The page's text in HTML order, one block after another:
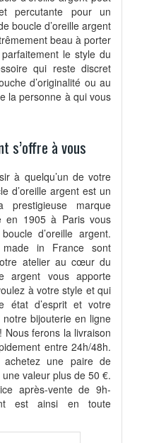
percutante pour un
boucle d’oreille argent
beau à porter
le style du
qui reste discret
d’originalité ou au
la personne à qui vous
s’offre à vous
à quelqu’un de votre
d’oreille argent est un
prestigieuse marque
en 1905 à Paris vous
d’oreille argent.
in France sont
atelier au cœur du
argent vous apporte
à votre style et qui
état d’esprit et votre
notre bijouterie en ligne
ferons la livraison
entre 24h/48h.
une paire de
valeur plus de 50 €.
après-vente de 9h-
est ainsi en toute